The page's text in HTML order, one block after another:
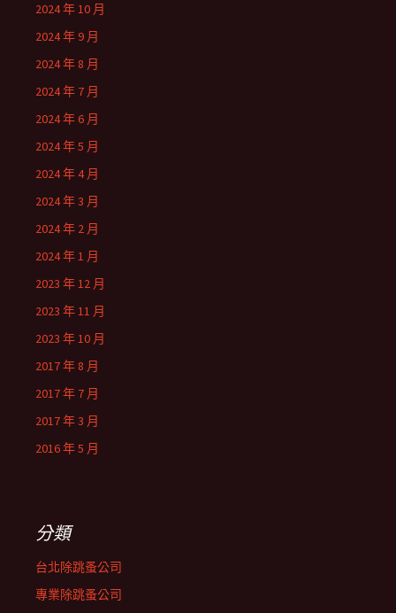
2024 年 10 月
2024 年 9 月
2024 年 8 月
2024 年 7 月
2024 年 6 月
2024 年 5 月
2024 年 4 月
2024 年 3 月
2024 年 2 月
2024 年 1 月
2023 年 12 月
2023 年 11 月
2023 年 10 月
2017 年 8 月
2017 年 7 月
2017 年 3 月
2016 年 5 月
分類
台北除跳蚤公司
專業除跳蚤公司